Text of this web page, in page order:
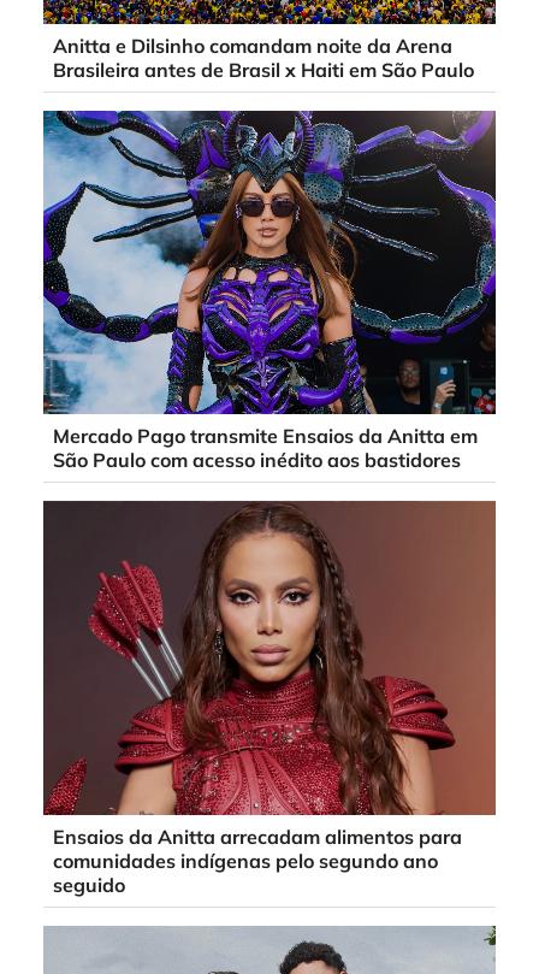
Anitta e Dilsinho comandam noite da Arena
Brasileira antes de Brasil x Haiti em São Paulo
Mercado Pago transmite Ensaios da Anitta em
São Paulo com acesso inédito aos bastidores
Ensaios da Anitta arrecadam alimentos para
comunidades indígenas pelo segundo ano
seguido